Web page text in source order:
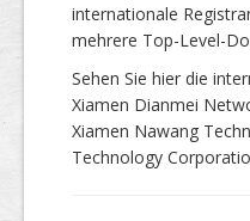
internationale
mehrere Top-Level-
Sehen Sie hier die
Xiamen Dianmei
Xiamen Nawang
Technology